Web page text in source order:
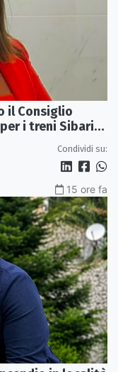
il Consiglio
i treni Sibari-
Condividi su:
15 ore fa